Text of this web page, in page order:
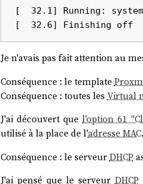
[  32.1] Running:
Je n'avais pas fait attention au
Conséquence : le template
Conséquence : toutes les Virtual
J'ai découvert quel'option 61
utilisé à la place de l'adresse MAC.
Conséquence : le serveurDHCP
J'ai pensé que le serveurDHCP